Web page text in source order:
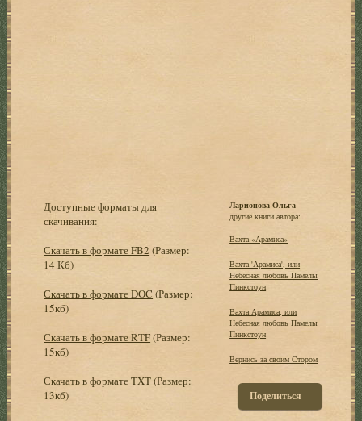
Доступные форматы для
скачивания:
Скачать в формате FB2 (Размер:
14 Кб)
Скачать в формате DOC (Размер:
15кб)
Скачать в формате RTF(Размер:
15кб)
Скачать в формате TXT(Размер:
13кб)
Ларионова Ольга
другие книги автора:
Вахта «Арамиса»
Вахта 'Арамиса', или
Небесная любовь Памелы
Пинкстоун
Вахта Арамиса, или
Небесная любовь Памелы
Пинкстоун
Вернись за своим Стором
Поделиться